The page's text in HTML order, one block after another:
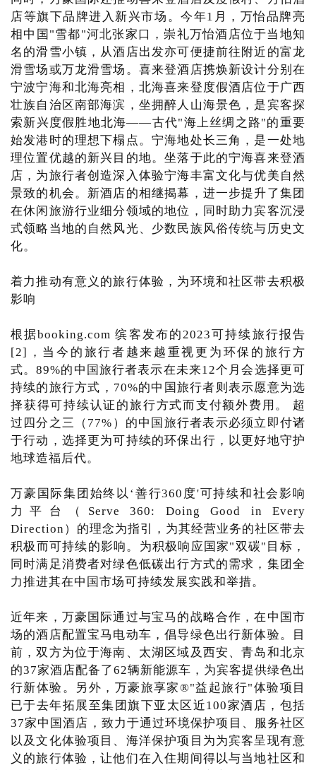
店等旗下品牌进入新兴市场。今年1月，万怡品牌亮
相中国"雪都"河北张家口，崇礼万怡酒店位于当地知
名的滑雪小镇，从酒店出发亦可便捷前往附近的富龙
滑雪场或万龙滑雪场。喜来登酒店携焕新设计分别在
宁波宁海和北海亮相，北海喜来登度假酒店位于广西
壮族自治区南部海滨，坐拥醉人山海景色，是宾客探
索新兴度假胜地北海——古代"海上丝绸之路"的重要
始发港时的理想下榻点。宁海地处长三角，是一处地
理位置优越的新兴目的地。坐落于此的宁海喜来登酒
店，为旅行者创造深入体验宁海丰富文化与优美自然
景致的机会。新酒店的相继揭幕，进一步提升了集团
在休闲旅游行业细分领域的地位，同时助力宾客沉浸
式领略当地的自然风光、少数民族风俗传统与历史文
化。
着力推动有意义的旅行体验，为环境和社区带去积极
影响
根据booking.com 缤客发布的2023可持续旅行报告
[2]，当今的旅行者越来越重视更为环保的旅行方
式。89%的中国旅行者表示在未来12个月会选择更可
持续的旅行方式，70%的中国旅行者则表示愿意为选
择获得可持续认证的旅行方式而支付额外费用。 超
过四分之三（77%）的中国旅行者表示必须立即付诸
于行动，选择更为可持续的环保出行，以更好地守护
地球造福后代。
万豪国际集团始终以‘善行360度'可持续和社会影响
力平台（Serve 360: Doing Good in Every
Direction）的理念为指引，为其经营业务的社区带去
积极而可持续的影响。为积极响应国家"双碳"目标，
同时满足消费者对绿色低碳出行方式的需求，集团全
力推进其在中国市场可持续发展实践和举措。
近年来，万豪国际通过与宝马的战略合作，在中国市
场的酒店配置宝马电动车，倡导绿色出行新体验。目
前，双方为位于海南、太湖区域及西安、青岛和北京
的37家酒店配备了62辆新能源车，为宾客提供绿色出
行新体验。另外，万豪旅享家®"益起旅行"体验项目
已于去年拓展至集团旗下亚太区近100家酒店，包括
37家中国酒店，致力于通过环境保护项目、服务社区
以及文化体验项目、海洋保护项目为为宾客呈现有意
义的旅行体验，让他们在入住期间得以与当地社区和